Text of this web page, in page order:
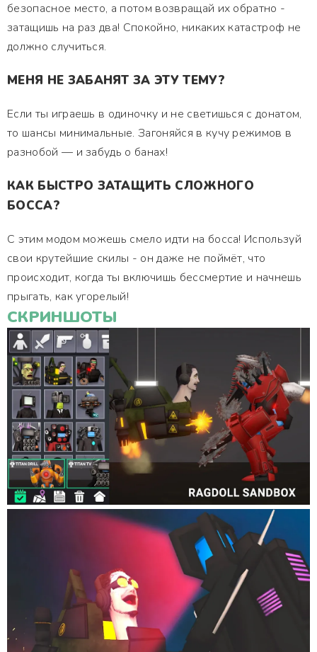
безопасное место, а потом возвращай их обратно -
затащишь на раз два! Спокойно, никаких катастроф не
должно случиться.
МЕНЯ НЕ ЗАБАНЯТ ЗА ЭТУ ТЕМУ?
Если ты играешь в одиночку и не светишься с донатом,
то шансы минимальные. Загоняйся в кучу режимов в
разнобой — и забудь о банах!
КАК БЫСТРО ЗАТАЩИТЬ СЛОЖНОГО
БОССА?
С этим модом можешь смело идти на босса! Используй
свои крутейшие скилы - он даже не поймёт, что
происходит, когда ты включишь бессмертие и начнешь
прыгать, как угорелый!
СКРИНШОТЫ